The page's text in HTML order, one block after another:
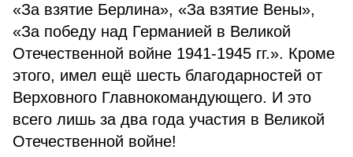
«За взятие Берлина», «За взятие Вены»,
«За победу над Германией в Великой
Отечественной войне 1941-1945 гг.». Кроме
этого, имел ещё шесть благодарностей от
Верховного Главнокомандующего. И это
всего лишь за два года участия в Великой
Отечественной войне!